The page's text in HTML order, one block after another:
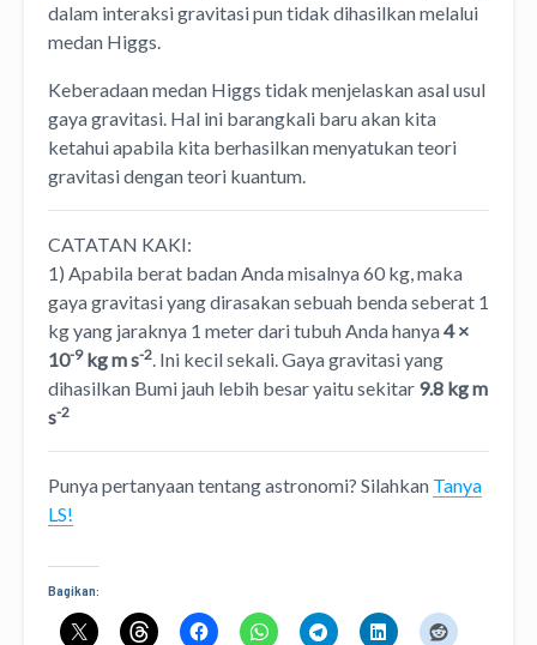
dalam interaksi gravitasi pun tidak dihasilkan melalui
medan Higgs.
Keberadaan medan Higgs tidak menjelaskan asal usul
gaya gravitasi. Hal ini barangkali baru akan kita
ketahui apabila kita berhasilkan menyatukan teori
gravitasi dengan teori kuantum.
CATATAN KAKI:
1) Apabila berat badan Anda misalnya 60 kg, maka
gaya gravitasi yang dirasakan sebuah benda seberat 1
kg yang jaraknya 1 meter dari tubuh Anda hanya4 ×
10-9kg m s-2. Ini kecil sekali. Gaya gravitasi yang
dihasilkan Bumi jauh lebih besar yaitu sekitar 9.8 kg m
s-2
Punya pertanyaan tentang astronomi? Silahkan Tanya
LS!
Bagikan: